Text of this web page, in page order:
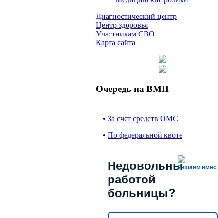
Диагностический центр
Центр здоровья
Участникам СВО
Карта сайта
Очередь на ВМП
• За счет средств ОМС
• По федеральной квоте
Решаем
Недовольны
работой
больницы?